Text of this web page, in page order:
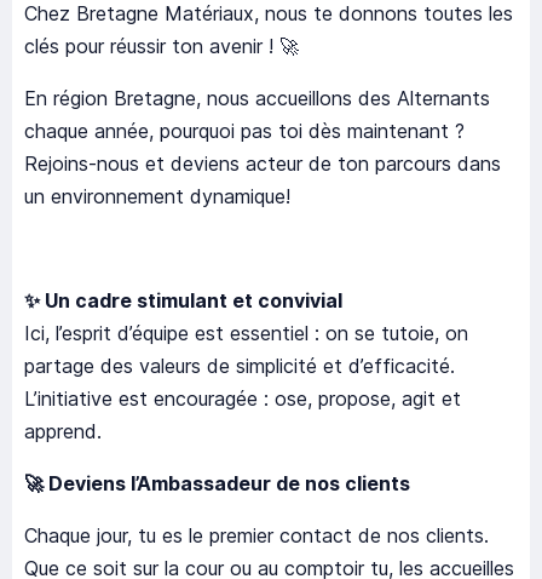
Chez Bretagne Matériaux, nous te donnons toutes les
clés pour réussir ton avenir ! 🚀
En région Bretagne, nous accueillons des Alternants
chaque année, pourquoi pas toi dès maintenant ?
Rejoins-nous et deviens acteur de ton parcours dans
un environnement dynamique!
✨Un cadre stimulant et convivial
Ici, l’esprit d’équipe est essentiel : on se tutoie, on
partage des valeurs de simplicité et d’efficacité.
L’initiative est encouragée : ose, propose, agit et
apprend.
🚀Deviens l’Ambassadeur de nos clients
Chaque jour, tu es le premier contact de nos clients.
Que ce soit sur la cour ou au comptoir tu, les accueilles